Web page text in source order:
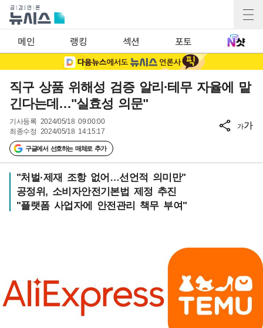
메인 랭킹 섹션 포토
직구 상품 위해성 검증 알리·테무 자율에 맡
긴다는데…"실효성 의문"
기사등록 2024/05/18 09:00:00
최종수정 2024/05/18 14:15:17
구글에서 선호하는 매체로 추가
가가
"처벌·제재 조항 없어…선언적 의미만"
공정위, 소비자안전기본법 제정 추진
"플랫폼 사업자에 안전관리 책무 부여"